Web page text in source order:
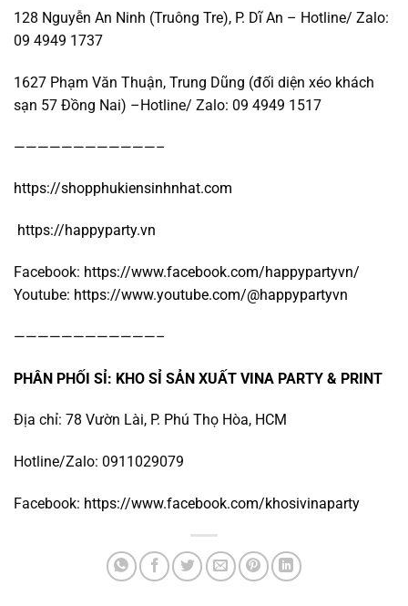
128 Nguyễn An Ninh (Truông Tre), P. Dĩ An – Hotline/ Zalo:
09 4949 1737
1627 Phạm Văn Thuận, Trung Dũng (đối diện xéo khách
sạn 57 Đồng Nai) –Hotline/ Zalo: 09 4949 1517
————————————–
https://shopphukiensinhnhat.com
https://happyparty.vn
Facebook: https://www.facebook.com/happypartyvn/
Youtube: https://www.youtube.com/@happypartyvn
————————————–
PHÂN PHỐI SỈ: KHO SỈ SẢN XUẤT VINA PARTY & PRINT
Địa chỉ: 78 Vườn Lài, P. Phú Thọ Hòa, HCM
Hotline/Zalo: 0911029079
Facebook: https://www.facebook.com/khosivinaparty